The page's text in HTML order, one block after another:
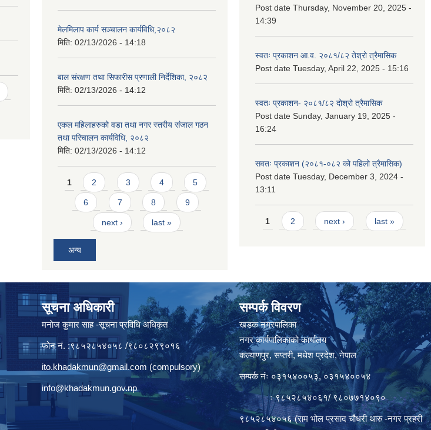
मेलमिलाप कार्य सञ्चालन कार्यविधि,२०८२
मिति: 02/13/2026 - 14:18
बाल संरक्षण तथा सिफारीस प्रणाली निर्देशिका, २०८२
मिति: 02/13/2026 - 14:12
एकल महिलाहरुको वडा तथा नगर स्तरीय संजाल गठन
तथा परिचालन कार्यविधि, २०८२
मिति: 02/13/2026 - 14:12
Pages
1 2 3 4 5
6 7 8 9
next › last »
अन्य
Post date Thursday, November 20, 2025 -
14:39
स्वतः प्रकाशन आ.व. २०८१/८२ तेश्रो त्रैमासिक
Post date Tuesday, April 22, 2025 - 15:16
स्वतः प्रकाशन- २०८१/८२ दोश्रो त्रैमासिक
Post date Sunday, January 19, 2025 -
16:24
सवतः प्रकाशन (२०८१-०८२ को पहिलो त्रैमासिक)
Post date Tuesday, December 3, 2024 -
13:11
Pages
1 2 next › last »
सूचना अधिकारी
मनाेज कुमार साह -सूचना प्रविधि अधिकृत
फोन नं. :९८५२८५४०५८ /९८०८२९९०१६
ito.khadakmun@gmail.com (compulsory)
info@khadakmun.gov.np
सम्पर्क विवरण
खडक नगरपालिका
नगर कार्यपालिकाको कार्यालय
कल्याणपुर, सप्तरी, मधेश प्रदेश, नेपाल
सम्पर्क नंः ०३१५४००५३, ०३१५४००५४
ः ९८५२८५४०६१/ ९८०७७१४०९०
९८५२८५४०५६ (राम भोल प्रसाद चौधरी थारु -नगर प्रहरी